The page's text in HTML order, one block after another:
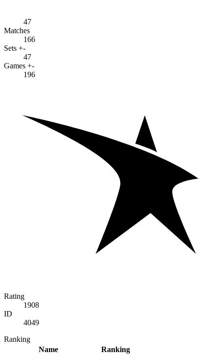
47
Matches
166
Sets +-
47
Games +-
196
Rating
1908
ID
4049
Ranking
Name
Ranking